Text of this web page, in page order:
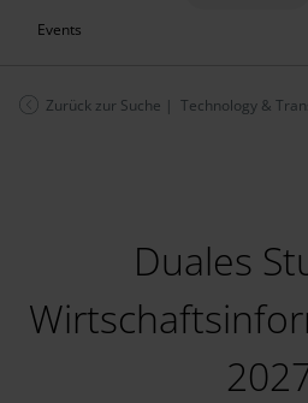
Events
Zurück zur Suche | Technology &
Duales